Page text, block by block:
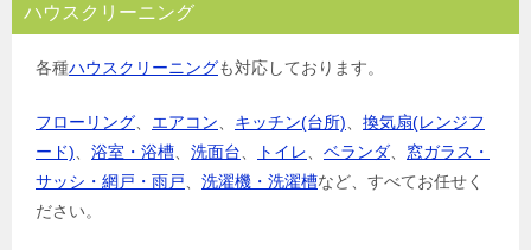
ハウスクリーニング
各種ハウスクリーニングも対応しております。
フローリング エアコン キッチン(台所)
換気扇(レンジフ
ード)
浴室・浴槽 洗面台 トイレ ベランダ
窓ガラス・
サッシ・網戸・雨戸
洗濯機・洗濯槽など、すべてお任せく
ださい。